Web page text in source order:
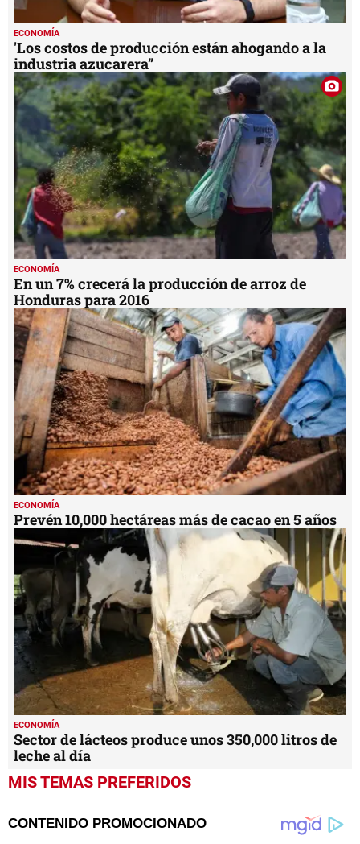
ECONOMÍA
'Los costos de producción están ahogando a la
industria azucarera”
ECONOMÍA
En un 7% crecerá la producción de arroz de
Honduras para 2016
ECONOMÍA
Prevén 10,000 hectáreas más de cacao en 5 años
ECONOMÍA
Sector de lácteos produce unos 350,000 litros de
leche al día
MIS TEMAS PREFERIDOS